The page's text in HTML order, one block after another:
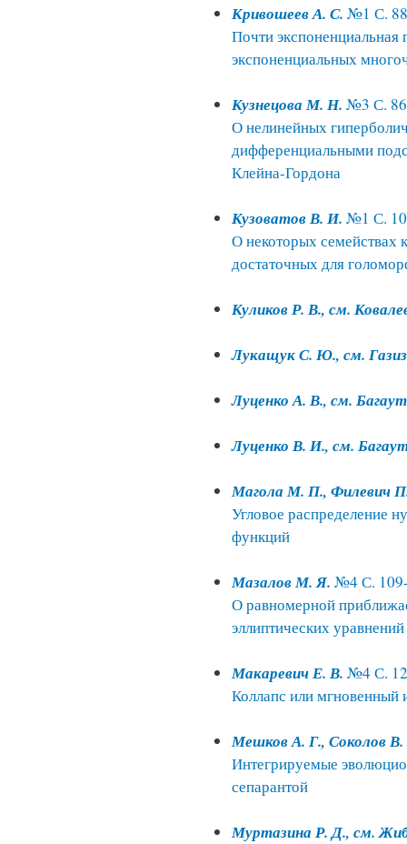
Кривошеев А. С. №1 С.
Почти экспоненциальная
экспоненциальных
Кузнецова М. Н. №3 С.
О нелинейных
дифференциальными
Клейна-Гордона
Кузоватов В. И. №1 С.
О некоторых семействах
достаточных для
Куликов Р. В., см.
Лукащук С. Ю., см.
Луценко А. В., см.
Луценко В. И., см.
Магола М. П., Филевич
Угловое распределение
функций
Мазалов М. Я. №4 С.
О равномерной
эллиптических
Макаревич Е. В. №4 С.
Коллапс или мгновенный
Мешков А. Г., Соколов
Интегрируемые
сепарантой
Муртазина Р. Д., см.